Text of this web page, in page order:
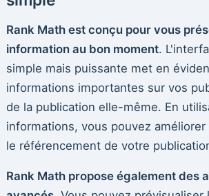
Rank Math est conçu pour vous
information au bon moment.
simple mais puissante met en
informations importantes sur vos
de la publication elle-même. En
informations, vous pouvez
le référencement de votre
Rank Math propose également des